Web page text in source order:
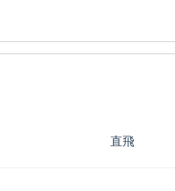
直飛